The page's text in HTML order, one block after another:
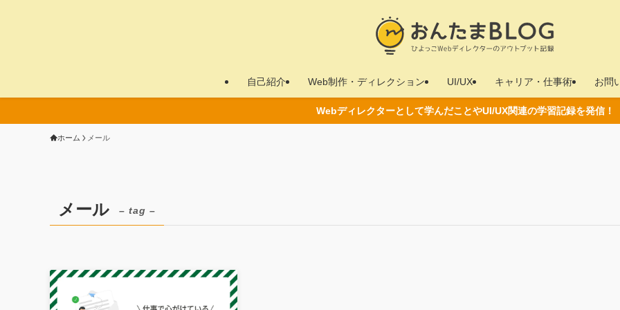
自己紹介 Web制作・ディレクション UI/UX キャリア・仕事術 お問
Webディレクターとして学んだことやUI/UX関連の学習記録を発信！
ホーム メール
メール – tag –